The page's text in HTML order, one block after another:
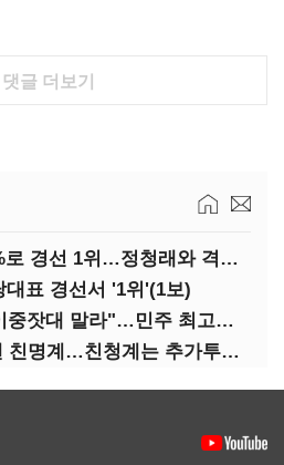
댓글 더보기
김민석, 누적 45.42%로 경선 1위…정청래와 격차 0.86%p(2보)
대표 경선서 '1위'(1보)
"팀 정청래 정리" "이중잣대 말라"…민주 최고위원 계파 다툼 격화
'정청래 책임론' 꺼낸 친명계…친청계는 추가투표 때리기